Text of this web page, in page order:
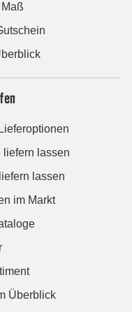
liefern lassen
lassen
im Markt
Überblick